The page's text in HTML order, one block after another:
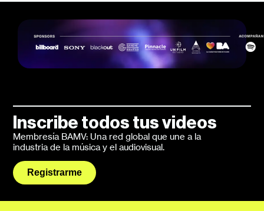
Inscribe todos tus videos
Membresía BAMV: Una red global que une a la
industria de la música y el audiovisual.
Registrarme